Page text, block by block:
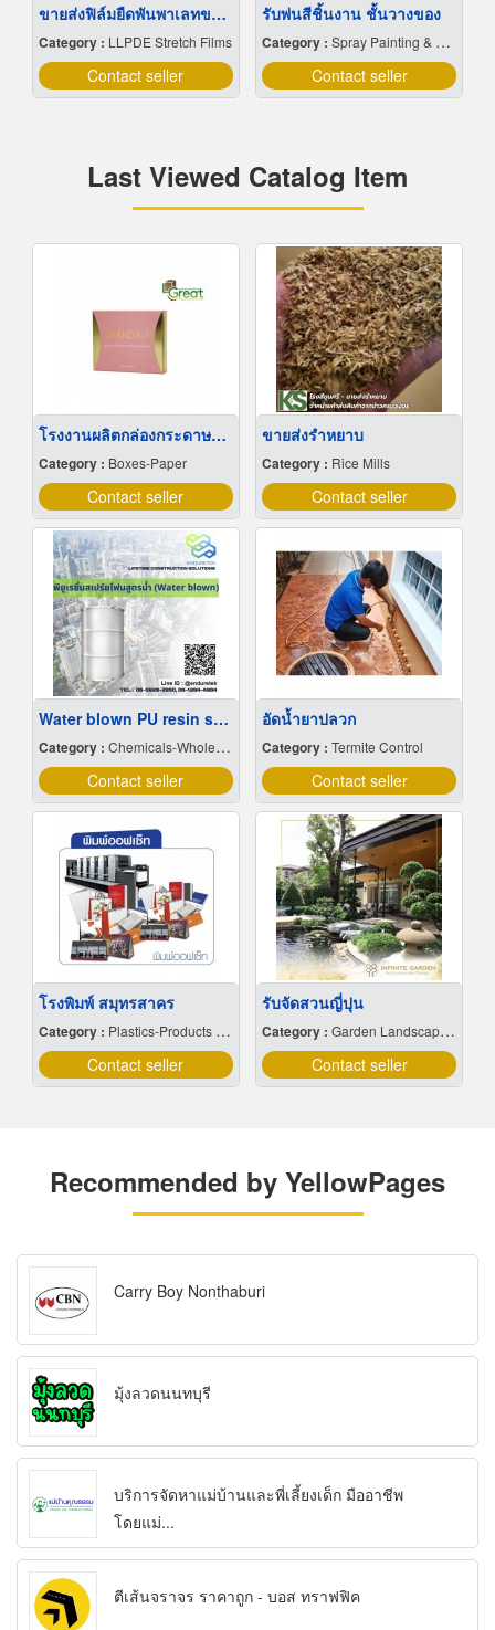
ขายส่งฟิล์มยืดพันพาเลทขนาดพันด้วยมือ Hand wrap
Category : LLPDE Stretch Films
Contact seller
รับพ่นสีชิ้นงาน ชั้นวางของ
Category : Spray Painting & Finishing
Contact seller
Last Viewed Catalog Item
โรงงานผลิตกล่องกระดาษออฟเซต
Category : Boxes-Paper
Contact seller
ขายส่งรำหยาบ
Category : Rice Mills
Contact seller
Water blown PU resin spray foam (Water blown) Pacific Urethane
Category : Chemicals-Wholesale & Manufacturers
Contact seller
อัดน้ำยาปลวก
Category : Termite Control
Contact seller
โรงพิมพ์ สมุทรสาคร
Category : Plastics-Products Finished-Wholesales & Manufacturers
Contact seller
รับจัดสวนญี่ปุน
Category : Garden Landscaping
Contact seller
Recommended by YellowPages
Carry Boy Nonthaburi
มุ้งลวดนนทบุรี
บริการจัดหาแม่บ้านและพี่เลี้ยงเด็ก มืออาชีพ
โดยแม่...
ตีเส้นจราจร ราคาถูก - บอส ทราฟฟิค